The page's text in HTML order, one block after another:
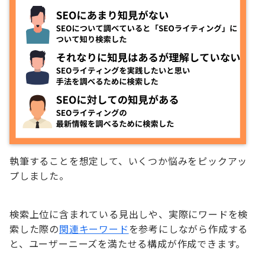
執筆することを想定して、いくつか悩みをピックアッ
プしました。
検索上位に含まれている見出しや、実際にワードを検
索した際の関連キーワードを参考にしながら作成する
と、ユーザーニーズを満たせる構成が作成できます。